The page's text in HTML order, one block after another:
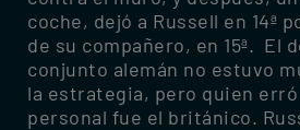
coche, dejó a Russell en 14ª
de su compañero, en 15ª. El
conjunto alemán no estuvo
la estrategia, pero quien
personal fue el británico.